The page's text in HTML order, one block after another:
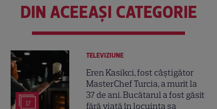
DIN ACEEAȘI CATEGORIE
17
TELEVIZIUNE
Eren Kasikci, fost câștigător
MasterChef Turcia, a murit la
37 de ani. Bucătarul a fost găsit
fără viață în locuința sa